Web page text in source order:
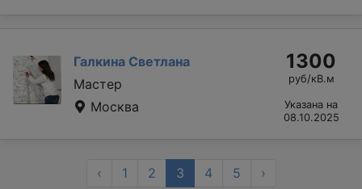
Галкина Светлана
Мастер
Москва
1300
руб/кВ.м
Указана на
08.10.2025
‹ 1 2 3 4 5 ›